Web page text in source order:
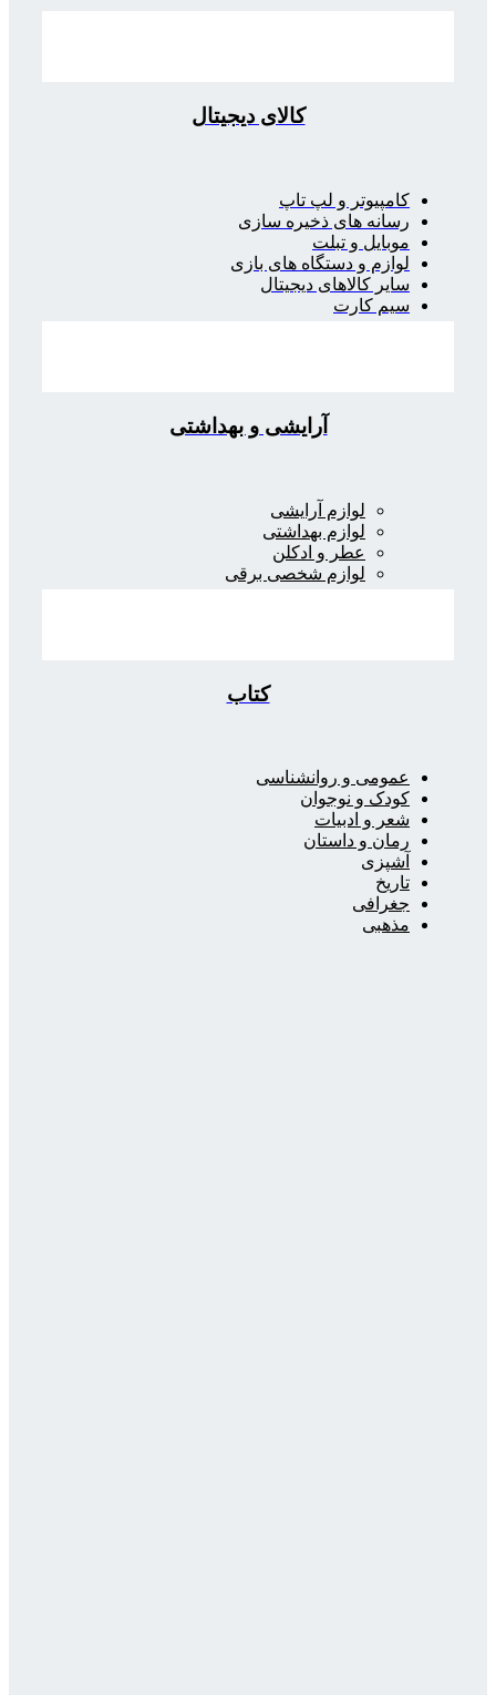
کالای دیجیتال
کامپیوتر و لپ تاپ
رسانه های ذخیره سازی
موبایل و تبلت
لوازم و دستگاه های بازی
سایر کالاهای دیجیتال
سیم کارت
آرایشی و بهداشتی
لوازم آرایشی
لوازم بهداشتی
عطر و ادکلن
لوازم شخصی برقی
کتاب
عمومی و روانشناسی
کودک و نوجوان
شعر و ادبیات
رمان و داستان
آشپزی
تاریخ
جغرافی
مذهبی